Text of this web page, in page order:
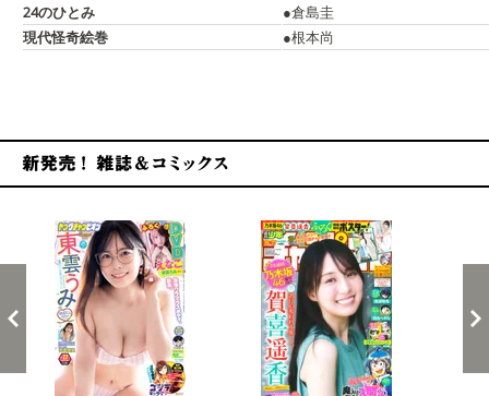
24のひとみ
●倉島圭
現代怪奇絵巻
●根本尚